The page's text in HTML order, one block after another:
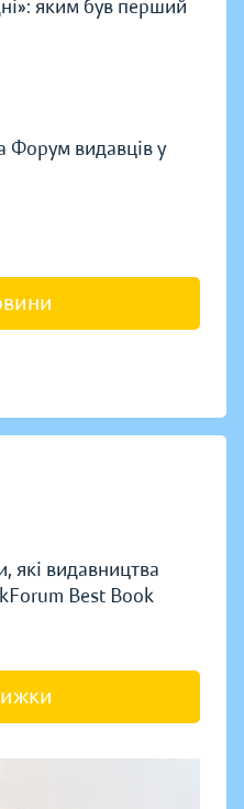
яким був перший
Форум видавців у
які видавництва
Best Book